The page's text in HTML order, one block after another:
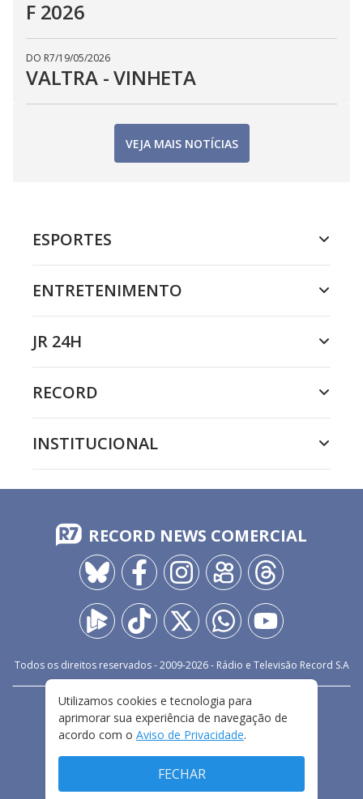
F 2026
DO R7/19/05/2026
VALTRA - VINHETA
VEJA MAIS NOTÍCIAS
ESPORTES
ENTRETENIMENTO
JR 24H
RECORD
INSTITUCIONAL
RECORD NEWS COMERCIAL
Todos os direitos reservados - 2009-2026- Rádio e Televisão Record S.A
FALE CONOSCO
PRIVACIDADE
TERMOS E CONDIÇÕES DE USO
Utilizamos cookies e tecnologia para
aprimorar sua experiência de navegação de
acordo com o Aviso de Privacidade.
FECHAR